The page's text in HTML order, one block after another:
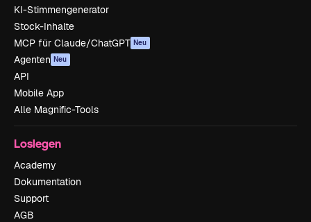
KI-Stimmengenerator
Stock-Inhalte
MCP für Claude/ChatGPT Neu
Agenten Neu
API
Mobile App
Alle Magnific-Tools
Loslegen
Academy
Dokumentation
Support
AGB